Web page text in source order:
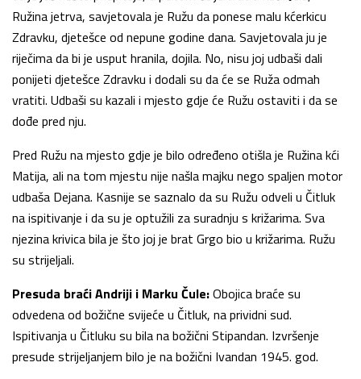
Ružina jetrva, savjetovala je Ružu da ponese malu kćerkicu
Zdravku, djetešce od nepune godine dana. Savjetovala ju je
riječima da bi je usput hranila, dojila. No, nisu joj udbaši dali
ponijeti djetešce Zdravku i dodali su da će se Ruža odmah
vratiti. Udbaši su kazali i mjesto gdje će Ružu ostaviti i da se
dođe pred nju.
Pred Ružu na mjesto gdje je bilo određeno otišla je Ružina kći
Matija, ali na tom mjestu nije našla majku nego spaljen motor
ud­baša Dejana. Kasnije se saznalo da su Ružu odveli u Čitluk
na ispi­tivanje i da su je optužili za suradnju s križarima. Sva
njezina krivica bila je što joj je brat Grgo bio u križarima. Ružu
su strijeljali.
Presuda braći Andriji i Marku Čule:Obojica braće su
odvedena od božične svijeće u Čitluk, na prividni sud.
Ispitivanja u Čitluku su bila na božični Stipandan. Izvršenje
presude strijeljanjem bilo je na božični Ivandan 1945. god.